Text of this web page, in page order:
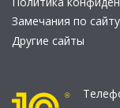
Замечания по сайту
Другие сайты